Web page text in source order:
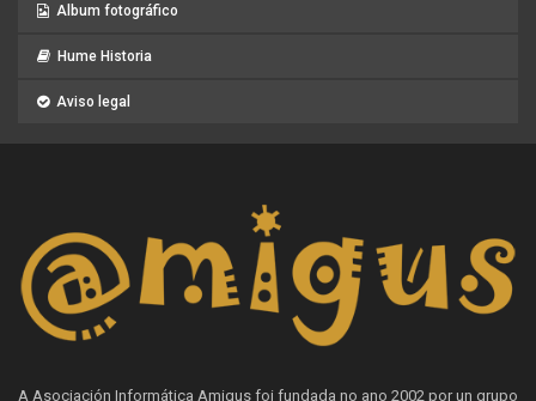
Album fotográfico
Hume Historia
Aviso legal
A Asociación Informática Amigus foi fundada no ano 2002 por un grupo